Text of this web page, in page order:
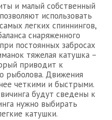
и малый собственный
использовать
легких спиннингов,
снаряженного
постоянных забросах
тяжелая катушка –
приводит к
рыболова. Движения
четкими и быстрыми.
будут сведены к
нужно выбирать
катушки.